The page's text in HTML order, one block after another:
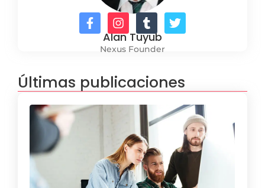
Alan Tuyub
Nexus Founder
Últimas publicaciones